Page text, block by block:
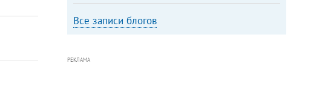
Все записи блогов
РЕКЛАМА